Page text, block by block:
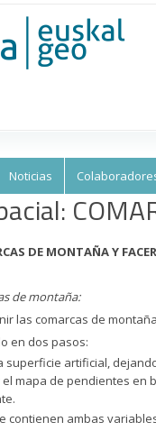
Noticias
DE MONTAÑA Y
de montaña:
las comarcas de
en dos pasos:
superficie artificial,
el mapa de pendientes en
contienen ambas